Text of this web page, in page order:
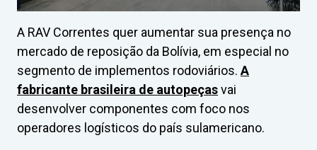
A RAV Correntes quer aumentar sua presença no
mercado de reposição da Bolívia, em especial no
segmento de implementos rodoviários.A
fabricante brasileira de autopeçasvai
desenvolver componentes com foco nos
operadores logísticos do país sulamericano.